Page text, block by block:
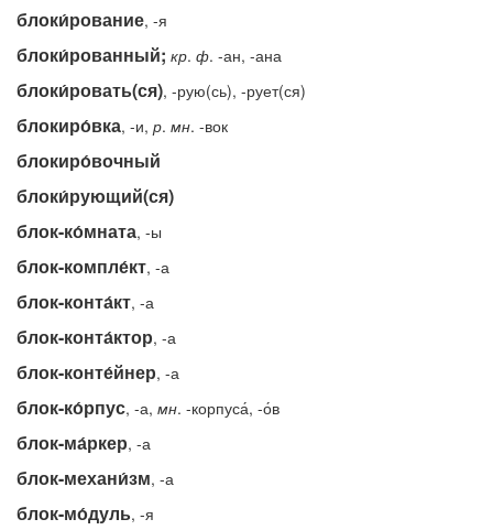
блоки́рование, -я
блоки́рованный; кр. ф. -ан, -ана
блоки́ровать(ся), -рую(сь), -рует(ся)
блокиро́вка, -и, р. мн. -вок
блокиро́вочный
блоки́рующий(ся)
блок-ко́мната, -ы
блок-компле́кт, -а
блок-конта́кт, -а
блок-конта́ктор, -а
блок-конте́йнер, -а
блок-ко́рпус, -а, мн. -корпуса́, -о́в
блок-ма́ркер, -а
блок-механи́зм, -а
блок-мо́дуль, -я